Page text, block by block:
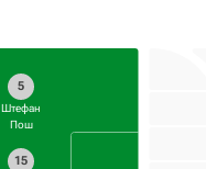
5
Штефан
Пош
15